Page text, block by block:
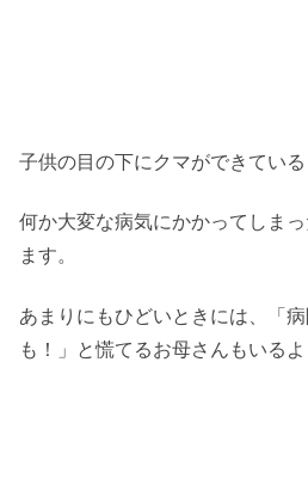
子供の目の下にクマができている
何か大変な病気にかかってしま
ます。
あまりにもひどいときには、「
も！」と慌てるお母さんもいるよ